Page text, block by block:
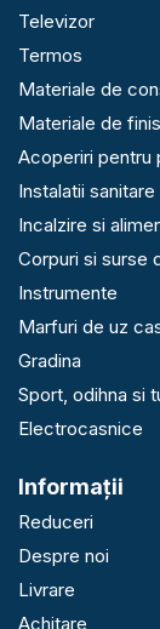
Televizor
Termos
Materiale de
Materiale de
Acoperiri pentru
Instalatii sanitare
Incalzire si
Corpuri si surse
Instrumente
Marfuri de uz
Gradina
Sport, odihna si
Electrocasnice
Informaţii
Reduceri
Despre noi
Livrare
Achitare